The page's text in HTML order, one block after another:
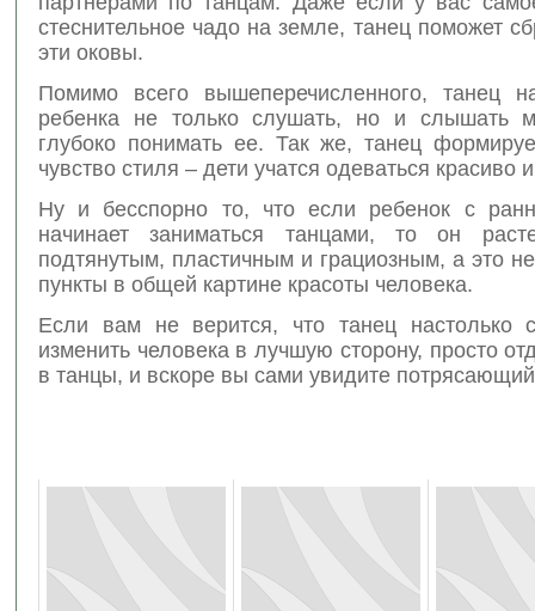
стеснительное чадо на земле, танец поможет
эти оковы.
Помимо всего вышеперечисленного, танец
ребенка не только слушать, но и слышать
глубоко понимать ее. Так же, танец
чувство стиля – дети учатся одеваться красиво
Ну и бесспорно то, что если ребенок с
начинает заниматься танцами, то он
подтянутым, пластичным и грациозным, а это
пункты в общей картине красоты человека.
Если вам не верится, что танец настолько
изменить человека в лучшую сторону, просто
в танцы, и вскоре вы сами увидите потрясающий